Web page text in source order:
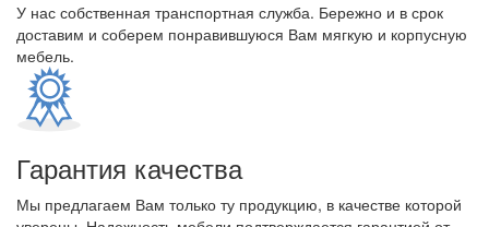
У нас собственная транспортная служба. Бережно и в срок
доставим и соберем понравившуюся Вам мягкую и корпусную
мебель.
Гарантия качества
Мы предлагаем Вам только ту продукцию, в качестве которой